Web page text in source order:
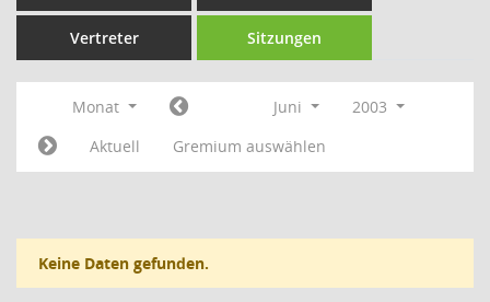
Vertreter Sitzungen
Monat Juni
2003
Aktuell
Gremium auswählen
Keine Daten gefunden.